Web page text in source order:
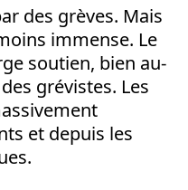
des grèves. Mais
immense. Le
soutien, bien au-
grévistes. Les
et depuis les